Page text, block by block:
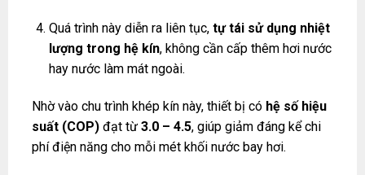
Quá trình này diễn ra liên tục,tự tái sử dụng nhiệt
lượng trong hệ kín, không cần cấp thêm hơi nước
hay nước làm mát ngoài.
Nhờ vào chu trình khép kín này, thiết bị có hệ số hiệu
suất (COP) đạt từ3.0 – 4.5, giúp giảm đáng kể chi
phí điện năng cho mỗi mét khối nước bay hơi.